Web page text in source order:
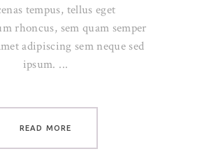
tempus, tellus eget
rhoncus, sem quam semper
adipiscing sem neque sed
ipsum.
READ MORE